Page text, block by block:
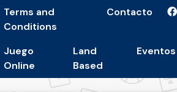
Terms and
Conditions
Contacto
Juego
Online
Land
Based
Eventos